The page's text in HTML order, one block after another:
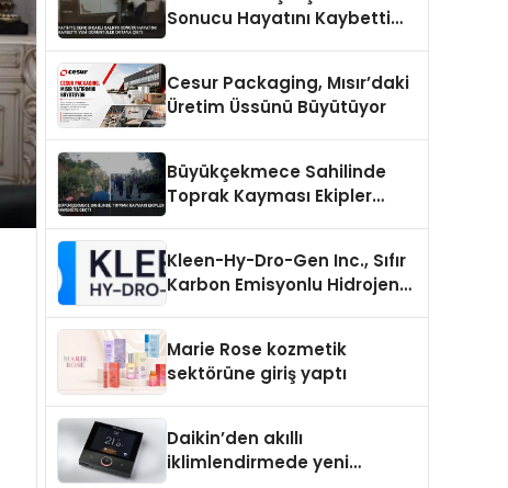
Sonucu Hayatını Kaybetti
Cesur Packaging, Mısır’daki
Üretim Üssünü Büyütüyor
Büyükçekmece Sahilinde
Toprak Kayması Ekipler
Kleen-Hy-Dro-Gen Inc., Sıfır
Karbon Emisyonlu Hidrojen
Aldı
Marie Rose kozmetik
sektörüne giriş yaptı
Daikin’den akıllı
iklimlendirmede yeni